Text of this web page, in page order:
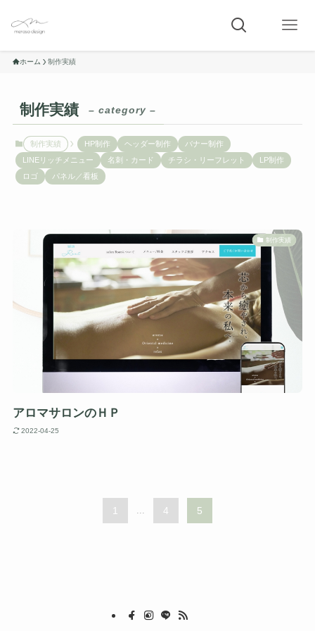
ホーム 制作実績
制作実績 – category –
制作実績 HP制作 ヘッダー制作
バナー制作
LINEリッチメニュー
名刺・カード チラシ・リーフレット
LP制作
ロゴ
パネル／看板
制作実績
アロマサロンのＨＰ
2022-04-25
1 ... 4 5